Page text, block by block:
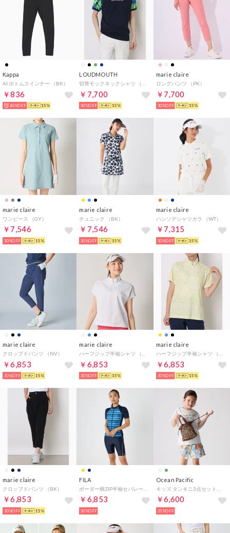
Kappa
AI ボトムスインナー （BK）
￥836
60%OFF 15%
LOUDMOUTH
￥7,700
30%OFF 15%
marie claire
ロングパンツ （PK）
￥7,700
30%OFF 15%
marie claire
ワンピース （GY）
￥7,546
30%OFF 15%
marie claire
チュニック （BK）
￥7,546
30%OFF 15%
marie claire
ハンソデシャツガラ （WT）
￥7,315
30%OFF 15%
marie claire
クロップドパンツ （NV）
￥6,853
30%OFF 15%
marie claire
￥6,853
30%OFF 15%
marie claire
￥6,853
30%OFF 15%
marie claire
クロップドパンツ （BK）
￥6,853
30%OFF 15%
FILA
￥6,853
30%OFF
Ocean Pacific
￥6,600
25%OFF